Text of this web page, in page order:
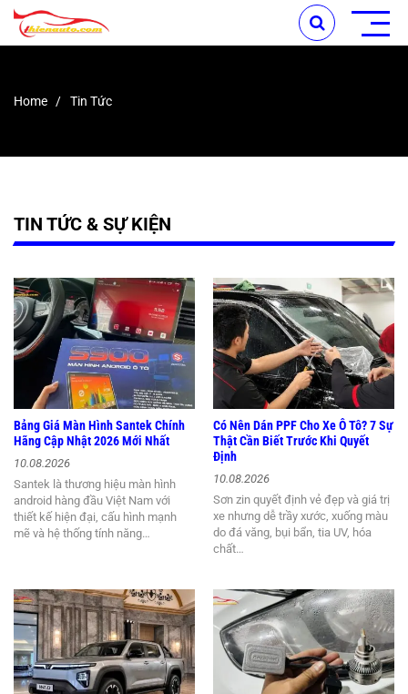
Home Tin Tức
TIN TỨC & SỰ KIỆN
Bảng Giá Màn Hình Santek Chính
Hãng Cập Nhật 2026 Mới Nhất
10.08.2026
Santek là thương hiệu màn hình
android hàng đầu Việt Nam với
thiết kế hiện đại, cấu hình mạnh
mẽ và hệ thống tính năng…
Có Nên Dán PPF Cho Xe Ô Tô? 7 Sự
Thật Cần Biết Trước Khi Quyết
Định
10.08.2026
Sơn zin quyết định vẻ đẹp và giá trị
xe nhưng dễ trầy xước, xuống màu
do đá văng, bụi bẩn, tia UV, hóa
chất…